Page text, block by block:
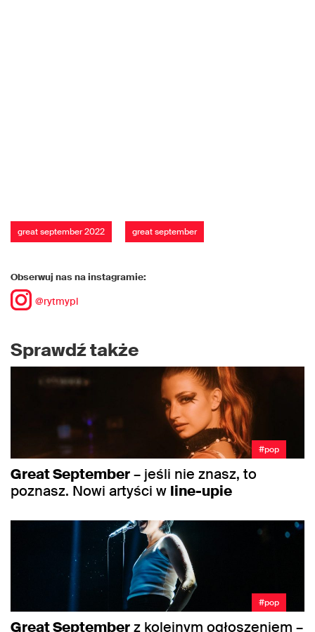
great september 2022 great september
Obserwuj nas na instagramie:
@rytmypl
Sprawdź także
#pop
Great September– jeśli nie znasz, to
poznasz. Nowi artyści w line-upie
#pop
Great Septemberz kolejnym ogłoszeniem –